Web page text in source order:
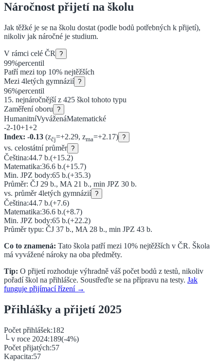
Náročnost přijetí na školu
Jak těžké je se na školu dostat (podle bodů potřebných k přijetí),
nikoliv jak náročné je studium.
V rámci celé ČR ?
99%percentil
Patří mezi top 10% nejtěžších
Mezi 4letých gymnázií ?
96%percentil
15. nejnáročnější z 425 škol tohoto typu
Zaměření oboru ?
HumanitníVyváženáMatematické
-2-10+1+2
Index: -0.13 (zčj=+2.29, zma=+2.17) ?
vs. celostátní průměr ?
Čeština:44.7 b.(+15.2)
Matematika:36.6 b.(+15.7)
Min. JPZ body:65 b.(+35.3)
Průměr: ČJ 29 b., MA 21 b., min JPZ 30 b.
vs. průměr4letých gymnázií ?
Čeština:44.7 b.(+7.6)
Matematika:36.6 b.(+8.7)
Min. JPZ body:65 b.(+22.2)
Průměr typu: ČJ 37 b., MA 28 b., min JPZ 43 b.
Co to znamená: Tato škola patří mezi 10% nejtěžších v ČR. Škola
má vyvážené nároky na oba předměty.
Tip: O přijetí rozhoduje výhradně váš počet bodů z testů, nikoliv
pořadí škol na přihlášce. Soustřeďte se na přípravu na testy. Jak
funguje přijímací řízení →
Přihlášky a přijetí 2025
Počet přihlášek:182
└ v roce 2024:189(-4%)
Počet přijatých:57
Kapacita:57